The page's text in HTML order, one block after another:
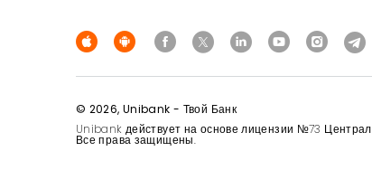
© 2026, Unibank - Твой Банк
Unibank действует на основе лицензии №73
Все права защищены.